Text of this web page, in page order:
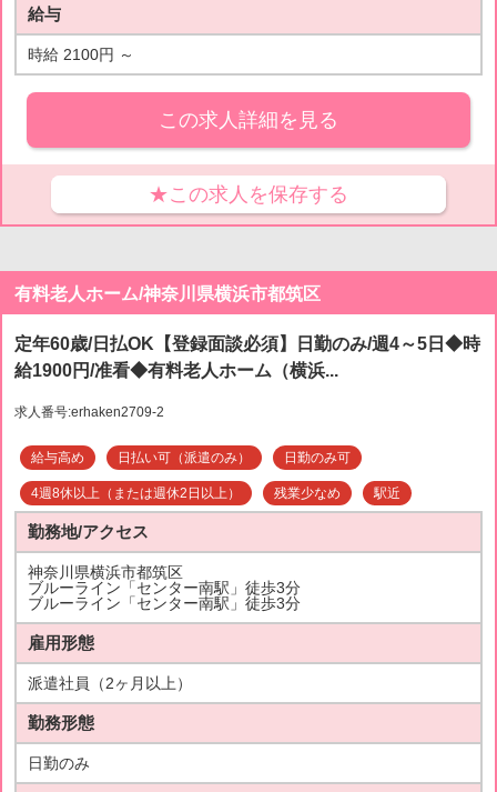
給与
時給 2100円 ～
この求人詳細を見る
★この求人を保存する
有料老人ホーム/神奈川県横浜市都筑区
定年60歳/日払OK【登録面談必須】日勤のみ/週4～5日◆時
給1900円/准看◆有料老人ホーム（横浜...
求人番号:erhaken2709-2
給与高め 日払い可（派遣のみ） 日勤のみ可
4週8休以上（または週休2日以上） 残業少なめ 駅近
勤務地/アクセス
神奈川県横浜市都筑区
ブルーライン「センター南駅」徒歩3分
ブルーライン「センター南駅」徒歩3分
雇用形態
派遣社員（2ヶ月以上）
勤務形態
日勤のみ